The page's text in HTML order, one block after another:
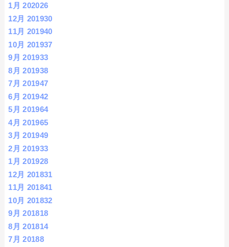
1月 202026
12月 201930
11月 201940
10月 201937
9月 201933
8月 201938
7月 201947
6月 201942
5月 201964
4月 201965
3月 201949
2月 201933
1月 201928
12月 201831
11月 201841
10月 201832
9月 201818
8月 201814
7月 20188